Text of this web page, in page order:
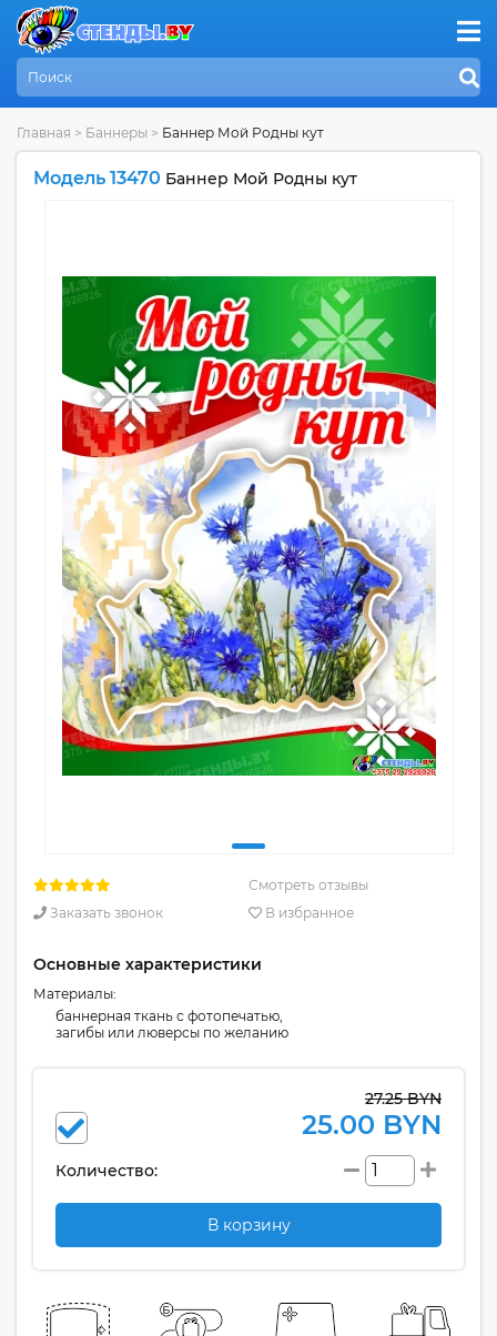
Главная > Баннеры > Баннер Мой Родны кут
Модель 13470 Баннер Мой Родны кут
Смотреть отзывы
Заказать звонок
В избранное
Основные характеристики
Материалы:
баннерная ткань с фотопечатью,
загибы или люверсы по желанию
27.25 BYN
25.00 BYN
Количество:
В корзину